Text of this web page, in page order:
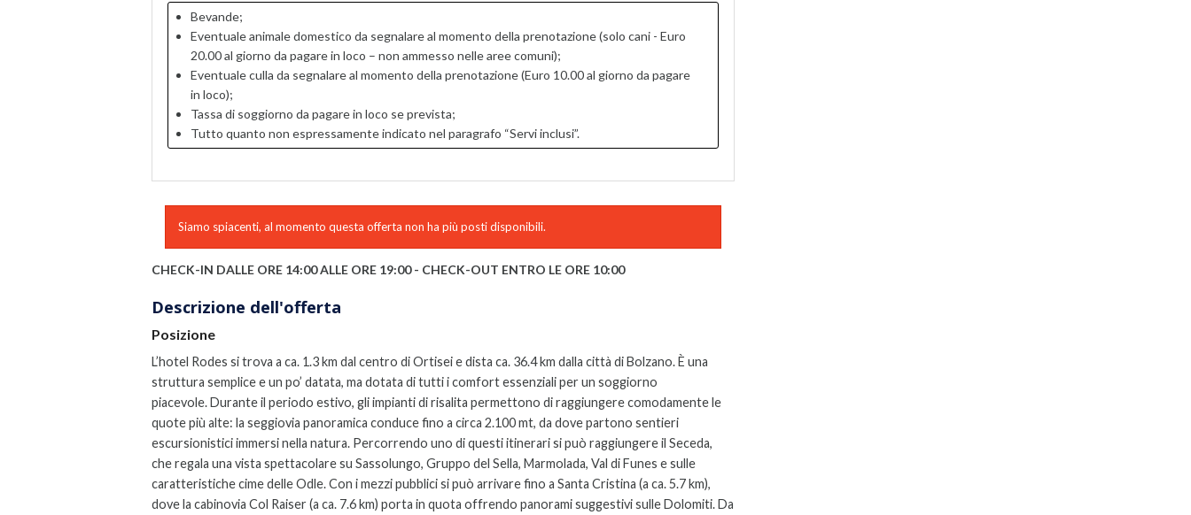
Bevande;
Eventuale animale domestico da segnalare al momento della prenotazione (solo cani - Euro
20.00 al giorno da pagare in loco – non ammesso nelle aree comuni);
Eventuale culla da segnalare al momento della prenotazione (Euro 10.00 al giorno da pagare
in loco);
Tassa di soggiorno da pagare in loco se prevista;
Tutto quanto non espressamente indicato nel paragrafo “Servi inclusi”.
Siamo spiacenti, al momento questa offerta non ha più posti disponibili.
CHECK-IN DALLE ORE 14:00 ALLE ORE 19:00 - CHECK-OUT ENTRO LE ORE 10:00
Descrizione dell'offerta
Posizione
L’hotel Rodes si trova a ca. 1.3 km dal centro di Ortisei e dista ca. 36.4 km dalla città di Bolzano. È una
struttura semplice e un po’ datata, ma dotata di tutti i comfort essenziali per un soggiorno
piacevole.Durante il periodo estivo, gli impianti di risalita permettono di raggiungere comodamente le
quote più alte: la seggiovia panoramica conduce fino a circa 2.100 mt, da dove partono sentieri
escursionistici immersi nella natura. Percorrendo uno di questi itinerari si può raggiungere il Seceda,
che regala una vista spettacolare su Sassolungo, Gruppo del Sella, Marmolada, Val di Funes e sulle
caratteristiche cime delle Odle.Con i mezzi pubblici si può arrivare fino a Santa Cristina (a ca. 5.7 km),
dove la cabinovia Col Raiser (a ca. 7.6 km) porta in quota offrendo panorami suggestivi sulle Dolomiti. Da